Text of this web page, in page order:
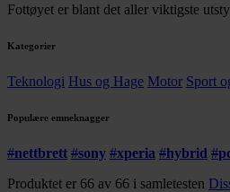
Fottøyet er blant det aller viktigste
Kategorier
Teknologi Hus og Hage Motor Sport
Populære emneknagger
#nettbrett #sony #xperia #hybrid #
Produktet er 66 av 66 i samletesten